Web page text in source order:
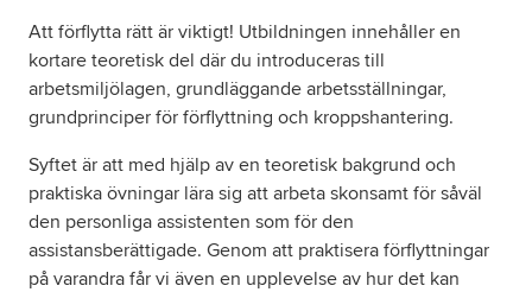
Om oss
Nyheter
Ordlista
FAQ
Att förflytta rätt är viktigt! Utbildningen innehåller en
kortare teoretisk del där du introduceras till
arbetsmiljölagen, grundläggande arbetsställningar,
grundprinciper för förflyttning och kroppshantering.
Syftet är att med hjälp av en teoretisk bakgrund och
praktiska övningar lära sig att arbeta skonsamt för såväl
den personliga assistenten som för den
assistansberättigade. Genom att praktisera förflyttningar
på varandra får vi även en upplevelse av hur det kan